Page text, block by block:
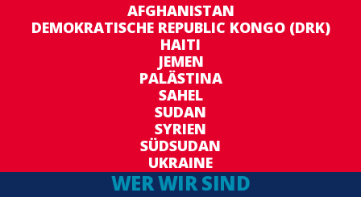
AFGHANISTAN
DEMOKRATISCHE REPUBLIC KONGO (DRK)
HAITI
JEMEN
PALÄSTINA
SAHEL
SUDAN
SYRIEN
SÜDSUDAN
UKRAINE
WER WIR SIND